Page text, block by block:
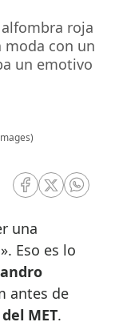
roja
con un
un emotivo
RRSS Facebook
RRSSRRSS
Eso es lo
antes de
MET.